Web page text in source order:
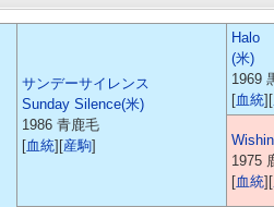
サンデーサイレンス
Sunday Silence(米)
1986 青鹿毛
[血統][産駒]
Halo
(米)
1969
[血統][
1975
[血統][